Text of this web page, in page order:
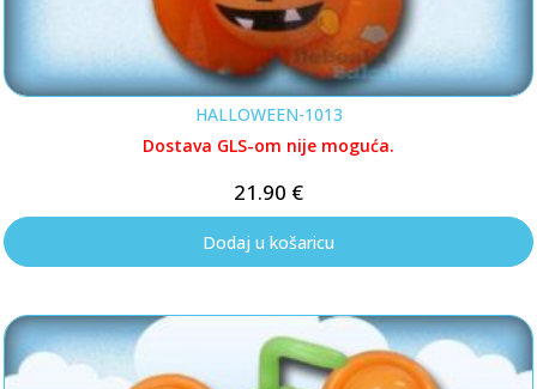
HALLOWEEN-1013
Dostava GLS-om nije moguća.
21.90 €
Dodaj u košaricu